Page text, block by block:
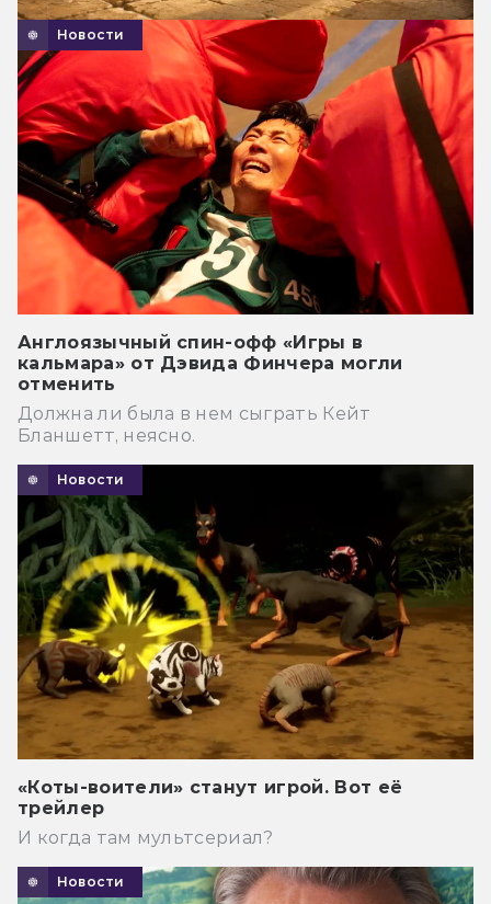
Новости
Англоязычный спин-офф «Игры в
кальмара» от Дэвида Финчера могли
отменить
Должна ли была в нем сыграть Кейт
Бланшетт, неясно.
Новости
«Коты-воители» станут игрой. Вот её
трейлер
И когда там мультсериал?
Новости